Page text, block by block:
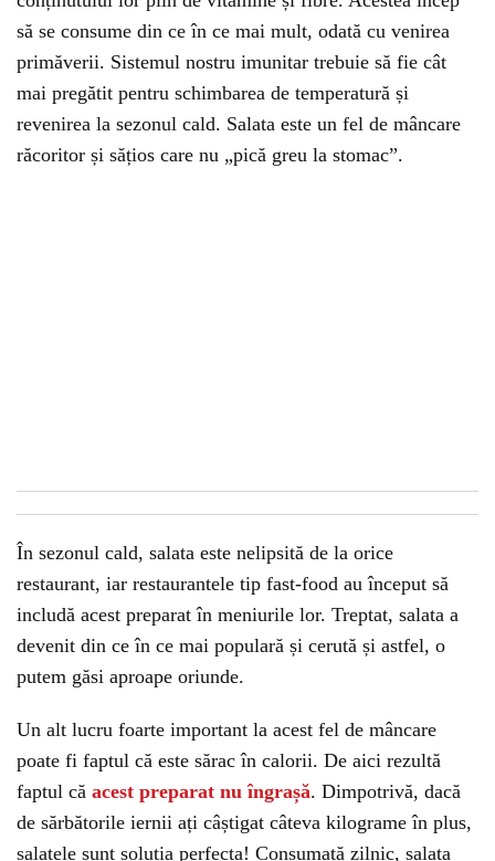
să se consume din ce în ce mai mult, odată cu venirea
primăverii. Sistemul nostru imunitar trebuie să fie cât
mai pregătit pentru schimbarea de temperatură și
revenirea la sezonul cald. Salata este un fel de mâncare
răcoritor și sățios care nu „pică greu la stomac”.
În sezonul cald, salata este nelipsită de la orice
restaurant, iar restaurantele tip fast-food au început să
includă acest preparat în meniurile lor. Treptat, salata a
devenit din ce în ce mai populară și cerută și astfel, o
putem găsi aproape oriunde.
Un alt lucru foarte important la acest fel de mâncare
poate fi faptul că este sărac în calorii. De aici rezultă
faptul că acest preparat nu îngrașă. Dimpotrivă, dacă
de sărbătorile iernii ați câștigat câteva kilograme în plus,
salatele sunt soluția perfecta! Consumată zilnic, salata